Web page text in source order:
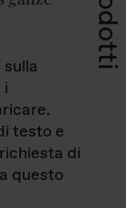
i
testo e
di
questo